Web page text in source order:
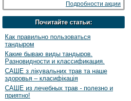
Подробности акции
Почитайте статьи:
Как правильно пользоваться
тандыром
Какие бываю виды тандыров.
Разновидности и классификация.
САШЕ з лікувальних трав та наше
здоровья – класифікація
САШЕ из лечебных трав - полезно и
приятно!